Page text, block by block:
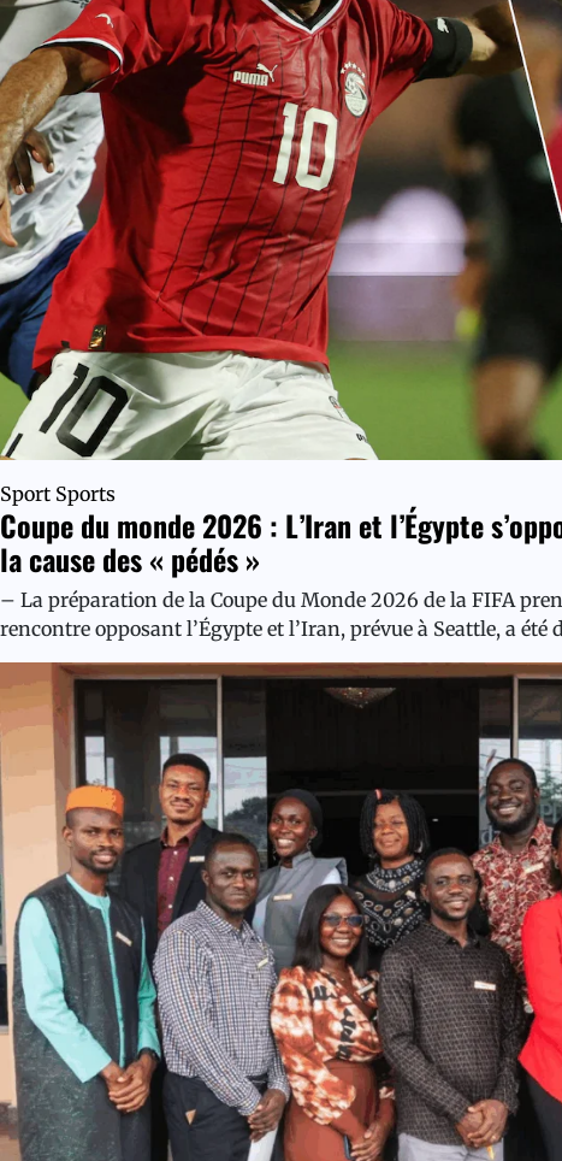
Sport Sports
Coupe du monde 2026 : L’Iran et l’Égypte
la cause des « pédés »
– La préparation de la Coupe du Monde 2026 de la FIFA
rencontre opposant l’Égypte et l’Iran, prévue à Seattle, a été